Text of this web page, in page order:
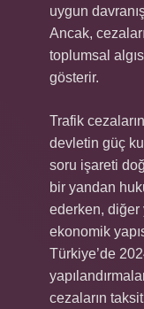
uygun
Ancak,
toplumsal
gösterir.
Trafik
devletin güç
soru işareti
bir yandan
ederken,
ekonomik
Türkiye’de
cezaların